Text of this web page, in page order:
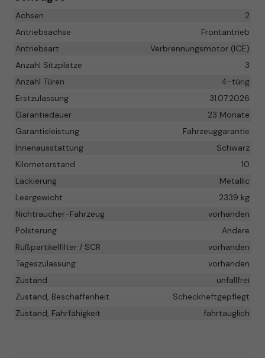
Achsen
2
Antriebsachse
Frontantrieb
Antriebsart
Verbrennungsmotor (ICE)
Anzahl Sitzplätze
3
Anzahl Türen
4-türig
Erstzulassung
31.07.2026
Garantiedauer
23 Monate
Garantieleistung
Fahrzeuggarantie
Innenausstattung
Schwarz
Kilometerstand
10
Lackierung
Metallic
Leergewicht
2339 kg
Nichtraucher-Fahrzeug
vorhanden
Polsterung
Andere
Rußpartikelfilter / SCR
vorhanden
Tageszulassung
vorhanden
Zustand
unfallfrei
Zustand, Beschaffenheit
Scheckheftgepflegt
Zustand, Fahrfähigkeit
fahrtauglich